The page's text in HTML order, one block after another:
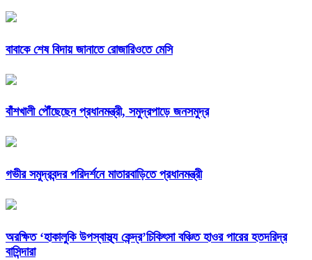
বাবাকে শেষ বিদায় জানাতে রোজারিওতে মেসি
বাঁশখালী পৌঁছেছেন প্রধানমন্ত্রী, সমুদ্রপাড়ে জনসমুদ্র
গভীর সমুদ্রবন্দর পরিদর্শনে মাতারবাড়িতে প্রধানমন্ত্রী
অরক্ষিত ‘হাকালুকি উপস্বাস্থ্য কেন্দ্র’চিকিৎসা বঞ্চিত হাওর পারের হতদরিদ্র
বাসিন্দারা